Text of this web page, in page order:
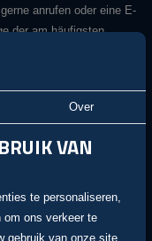
anrufen oder eine E-
der am häufigsten
wenn ich das
Hafen?
um
Over
VAN
te personaliseren,
ons verkeer te
gebruik van onze site